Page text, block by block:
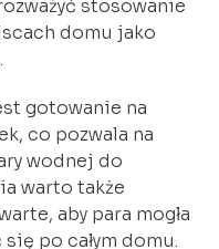
stosowanie
domu jako
gotowanie na
co pozwala na
wodnej do
warto także
aby para mogła
po całym domu.